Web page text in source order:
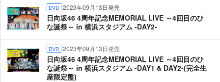
DVD 2023年09月13日発売
日向坂46 4周年記念MEMORIAL LIVE ～4回目のひ
な誕祭～ in 横浜スタジアム -DAY2-
DVD 2023年09月13日発売
日向坂46 4周年記念MEMORIAL LIVE ～4回目のひ
な誕祭～ in 横浜スタジアム -DAY1 & DAY2-(完全生
産限定盤)